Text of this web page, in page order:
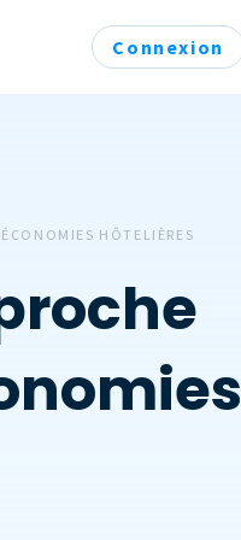
Connexion
HÔTELIÈRES